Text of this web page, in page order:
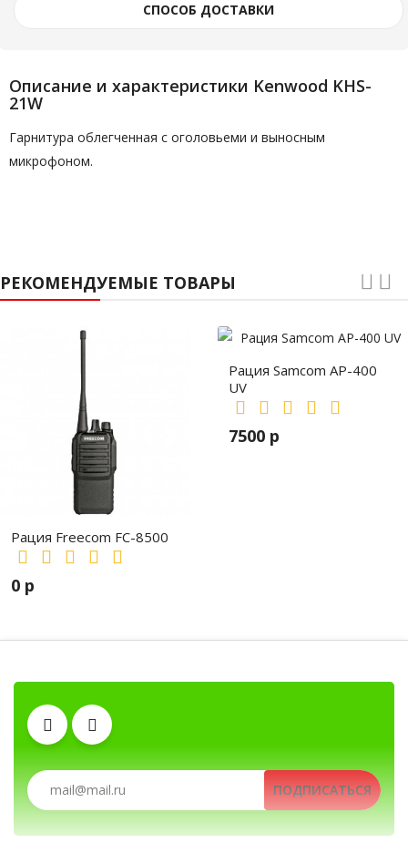
СПОСОБ ДОСТАВКИ
Описание и характеристики Kenwood KHS-
21W
Гарнитура облегченная с оголовьеми и выносным
микрофоном.
РЕКОМЕНДУЕМЫЕ ТОВАРЫ
Рация Freecom FC-8500
0 р
Рация Samcom AP-400
UV
7500 р
Автомобильные рации,
Рации, радиостанции, рации для охоты и рыбалки,
Аккумуляторы Антенны
ПОДПИСАТЬСЯ